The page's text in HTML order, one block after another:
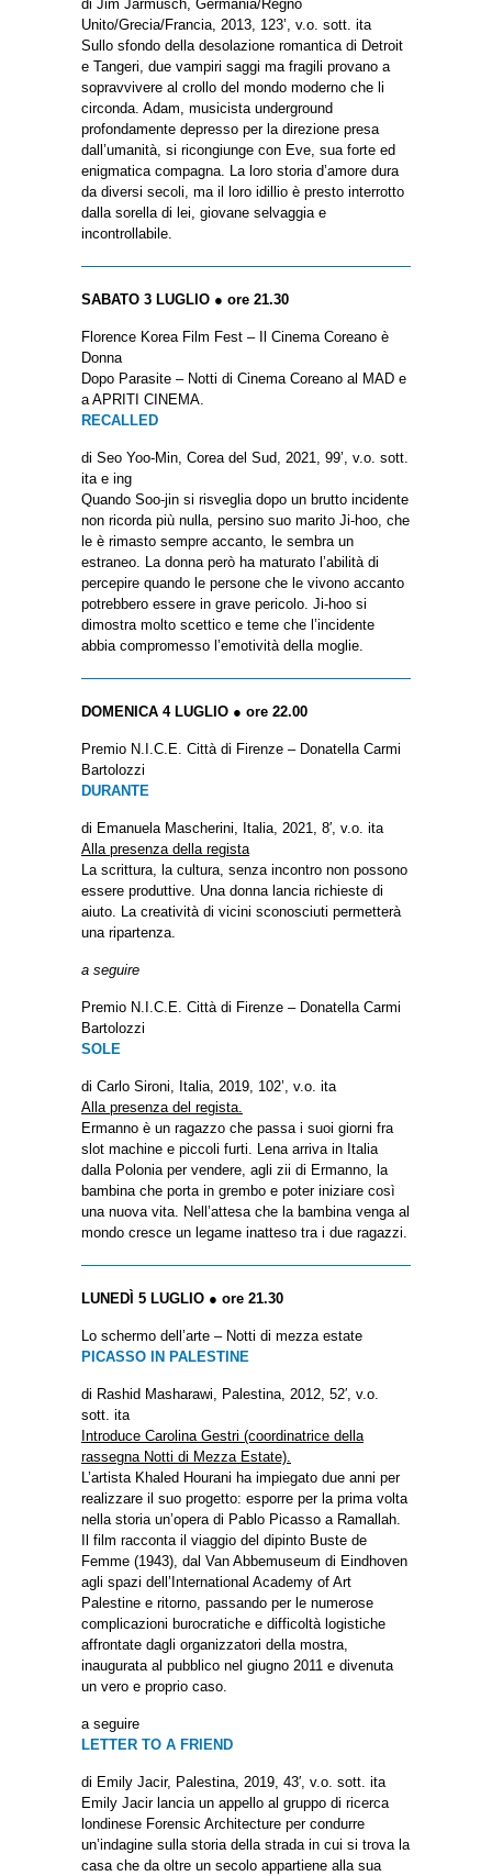
di Jim Jarmusch, Germania/Regno
Unito/Grecia/Francia, 2013, 123’, v.o. sott. ita
Sullo sfondo della desolazione romantica di Detroit
e Tangeri, due vampiri saggi ma fragili provano a
sopravvivere al crollo del mondo moderno che li
circonda. Adam, musicista underground
profondamente depresso per la direzione presa
dall’umanità, si ricongiunge con Eve, sua forte ed
enigmatica compagna. La loro storia d’amore dura
da diversi secoli, ma il loro idillio è presto interrotto
dalla sorella di lei, giovane selvaggia e
incontrollabile.
SABATO 3 LUGLIO ● ore 21.30
Florence Korea Film Fest – Il Cinema Coreano è
Donna
Dopo Parasite – Notti di Cinema Coreano al MAD e
a APRITI CINEMA.
RECALLED
di Seo Yoo-Min, Corea del Sud, 2021, 99’, v.o. sott.
ita e ing
Quando Soo-jin si risveglia dopo un brutto incidente
non ricorda più nulla, persino suo marito Ji-hoo, che
le è rimasto sempre accanto, le sembra un
estraneo. La donna però ha maturato l’abilità di
percepire quando le persone che le vivono accanto
potrebbero essere in grave pericolo. Ji-hoo si
dimostra molto scettico e teme che l’incidente
abbia compromesso l’emotività della moglie.
DOMENICA 4 LUGLIO ● ore 22.00
Premio N.I.C.E. Città di Firenze – Donatella Carmi
Bartolozzi
DURANTE
di Emanuela Mascherini, Italia, 2021, 8′, v.o. ita
Alla presenza della regista
La scrittura, la cultura, senza incontro non possono
essere produttive. Una donna lancia richieste di
aiuto. La creatività di vicini sconosciuti permetterà
una ripartenza.
a seguire
Premio N.I.C.E. Città di Firenze – Donatella Carmi
Bartolozzi
SOLE
di Carlo Sironi, Italia, 2019, 102’, v.o. ita
Alla presenza del regista.
Ermanno è un ragazzo che passa i suoi giorni fra
slot machine e piccoli furti. Lena arriva in Italia
dalla Polonia per vendere, agli zii di Ermanno, la
bambina che porta in grembo e poter iniziare così
una nuova vita. Nell’attesa che la bambina venga al
mondo cresce un legame inatteso tra i due ragazzi.
LUNEDÌ 5 LUGLIO ● ore 21.30
Lo schermo dell’arte – Notti di mezza estate
PICASSO IN PALESTINE
di Rashid Masharawi, Palestina, 2012, 52′, v.o.
sott. ita
Introduce Carolina Gestri (coordinatrice della
rassegna Notti di Mezza Estate).
L’artista Khaled Hourani ha impiegato due anni per
realizzare il suo progetto: esporre per la prima volta
nella storia un’opera di Pablo Picasso a Ramallah.
Il film racconta il viaggio del dipinto Buste de
Femme (1943), dal Van Abbemuseum di Eindhoven
agli spazi dell’International Academy of Art
Palestine e ritorno, passando per le numerose
complicazioni burocratiche e difficoltà logistiche
affrontate dagli organizzatori della mostra,
inaugurata al pubblico nel giugno 2011 e divenuta
un vero e proprio caso.
a seguire
LETTER TO A FRIEND
di Emily Jacir, Palestina, 2019, 43′, v.o. sott. ita
Emily Jacir lancia un appello al gruppo di ricerca
londinese Forensic Architecture per condurre
un’indagine sulla storia della strada in cui si trova la
casa che da oltre un secolo appartiene alla sua